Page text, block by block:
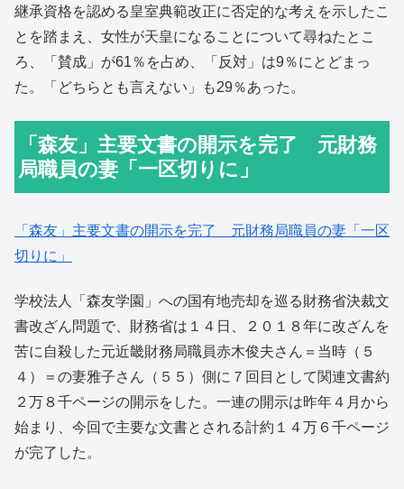
継承資格を認める皇室典範改正に否定的な考えを示したこ
とを踏まえ、女性が天皇になることについて尋ねたとこ
ろ、「賛成」が61％を占め、「反対」は9％にとどまっ
た。「どちらとも言えない」も29％あった。
「森友」主要文書の開示を完了 元財務
局職員の妻「一区切りに」
「森友」主要文書の開示を完了 元財務局職員の妻「一区
切りに」
学校法人「森友学園」への国有地売却を巡る財務省決裁文
書改ざん問題で、財務省は１４日、２０１８年に改ざんを
苦に自殺した元近畿財務局職員赤木俊夫さん＝当時（５
４）＝の妻雅子さん（５５）側に７回目として関連文書約
２万８千ページの開示をした。一連の開示は昨年４月から
始まり、今回で主要な文書とされる計約１４万６千ページ
が完了した。